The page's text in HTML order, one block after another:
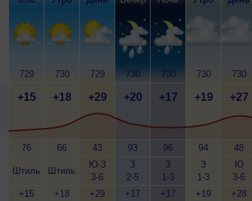
729
+15
76
Штиль
+15
730
+18
66
Штиль
+18
729
+29
43
Ю-З
3-6
+29
730
+20
93
З
2-5
+17
730
+17
96
З
1-3
+17
730
+19
94
З
1-3
+19
730
+27
48
Ю
3-6
+28